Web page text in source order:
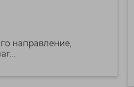
направление,